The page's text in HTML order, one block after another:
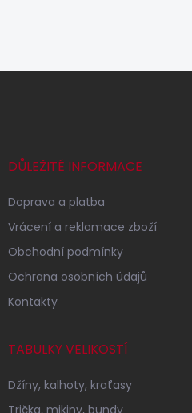
Z
DŮLEŽITÉ INFORMACE
Doprava a platba
Vrácení a reklamace zboží
Obchodní podmínky
Ochrana osobních údajů
Kontakty
TABULKY VELIKOSTÍ
Džíny, kalhoty, kraťasy
Trička, mikiny, bundy